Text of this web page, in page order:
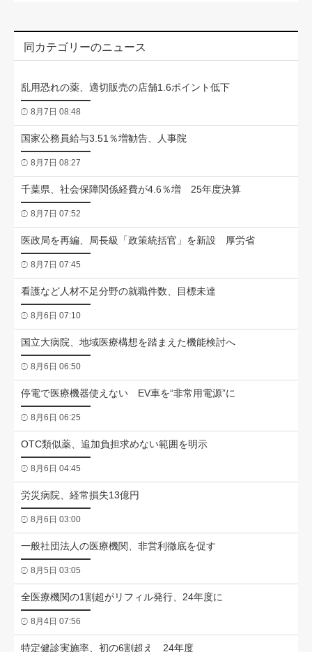
同カテゴリーのニュース
乱用恐れの薬、適切販売の店舗1.6ポイント低下
8月7日 08:48
国家公務員給与3.51％増勧告、人事院
8月7日 08:27
千葉県、社会保障関係経費が4.6％増 25年度決算
8月7日 07:52
医政局を再編、局長級「政策統括官」を新設 厚労省
8月7日 07:45
看護など人材不足分野の就職件数、目標未達
8月6日 07:10
国立大病院、地域医療構想を踏まえた機能検討へ
8月6日 06:50
停電で医療機器使えない EV車を“非常用電源”に
8月6日 06:25
OTC類似薬、追加負担求めない範囲を明示
8月6日 04:45
労災病院、経常損失13億円
8月6日 03:00
一般社団法人の医療機関、非営利徹底を促す
8月5日 03:05
全医療機関の1割超がリフィル発行、24年度に
8月4日 07:56
特定健診実施率、初の6割超え 24年度